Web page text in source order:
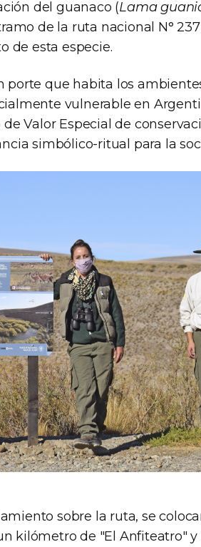
del guanaco (Lama
de la ruta nacional N°
de esta especie.
porte que habita los
vulnerable en
Valor Especial de
simbólico-ritual para la
sobre la ruta, se
kilómetro de "El Anfiteatro"